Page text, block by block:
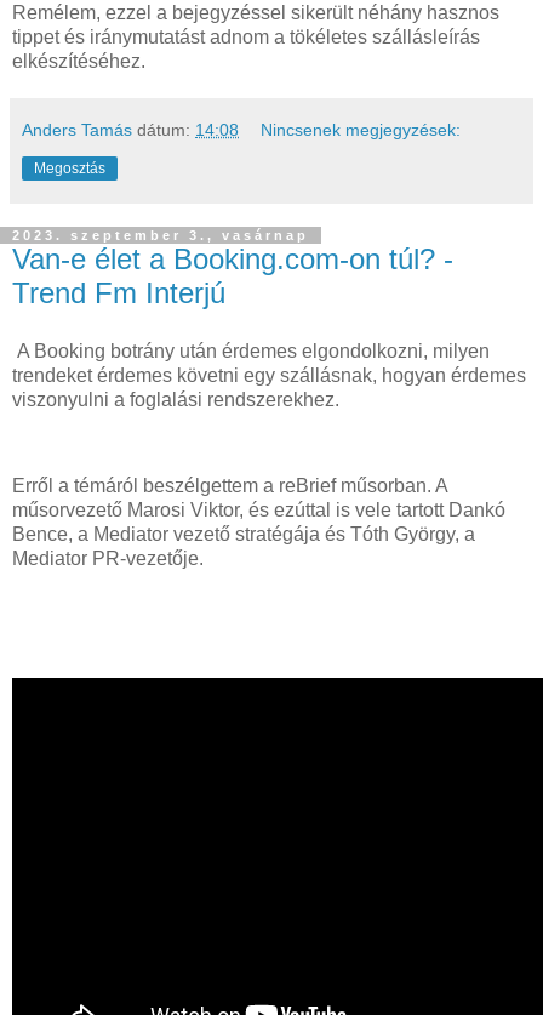
Remélem, ezzel a bejegyzéssel sikerült néhány hasznos
tippet és iránymutatást adnom a tökéletes szállásleírás
elkészítéséhez.
Anders Tamás dátum: 14:08 Nincsenek megjegyzések:
Megosztás
2023. szeptember 3., vasárnap
Van-e élet a Booking.com-on túl? -
Trend Fm Interjú
A Booking botrány után érdemes elgondolkozni, milyen
trendeket érdemes követni egy szállásnak, hogyan érdemes
viszonyulni a foglalási rendszerekhez.
Erről a témáról beszélgettem a reBrief műsorban. A
műsorvezető Marosi Viktor, és ezúttal is vele tartott Dankó
Bence, a Mediator vezető stratégája és Tóth György, a
Mediator PR-vezetője.